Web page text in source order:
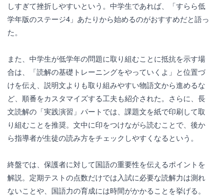
しすぎて挫折しやすいという。中学生であれば、「すらら低
学年版のステージ4」あたりから始めるのがおすすめだと語っ
た。
また、中学生が低学年の問題に取り組むことに抵抗を示す場
合は、「読解の基礎トレーニングをやっていくよ」と位置づ
けを伝え、説明文よりも取り組みやすい物語文から進めるな
ど、順番をカスタマイズする工夫も紹介された。さらに、長
文読解の「実践演習」パートでは、課題文を紙で印刷して取
り組むことを推奨。文中に印をつけながら読むことで、後か
ら指導者が生徒の読み方をチェックしやすくなるという。
終盤では、保護者に対して国語の重要性を伝えるポイントを
解説。定期テストの点数だけでは入試に必要な読解力は測れ
ないことや、国語力の育成には時間がかかることを挙げる。